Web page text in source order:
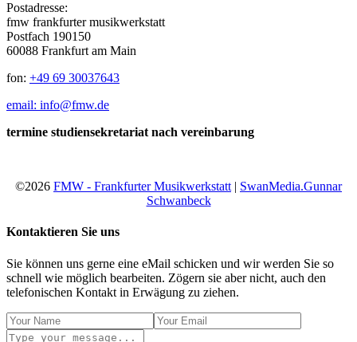
Postadresse:
fmw frankfurter musikwerkstatt
Postfach 190150
60088 Frankfurt am Main
fon: +49 69 30037643
email: info@fmw.de
termine studiensekretariat nach vereinbarung
©2026 FMW - Frankfurter Musikwerkstatt | SwanMedia.Gunnar
Schwanbeck
Kontaktieren Sie uns
Sie können uns gerne eine eMail schicken und wir werden Sie so
schnell wie möglich bearbeiten. Zögern sie aber nicht, auch den
telefonischen Kontakt in Erwägung zu ziehen.